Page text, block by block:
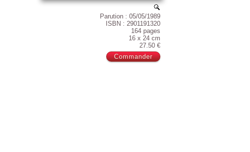
Parution : 05/05/1989
ISBN : 2901191320
164 pages
16 x 24 cm
27.50 €